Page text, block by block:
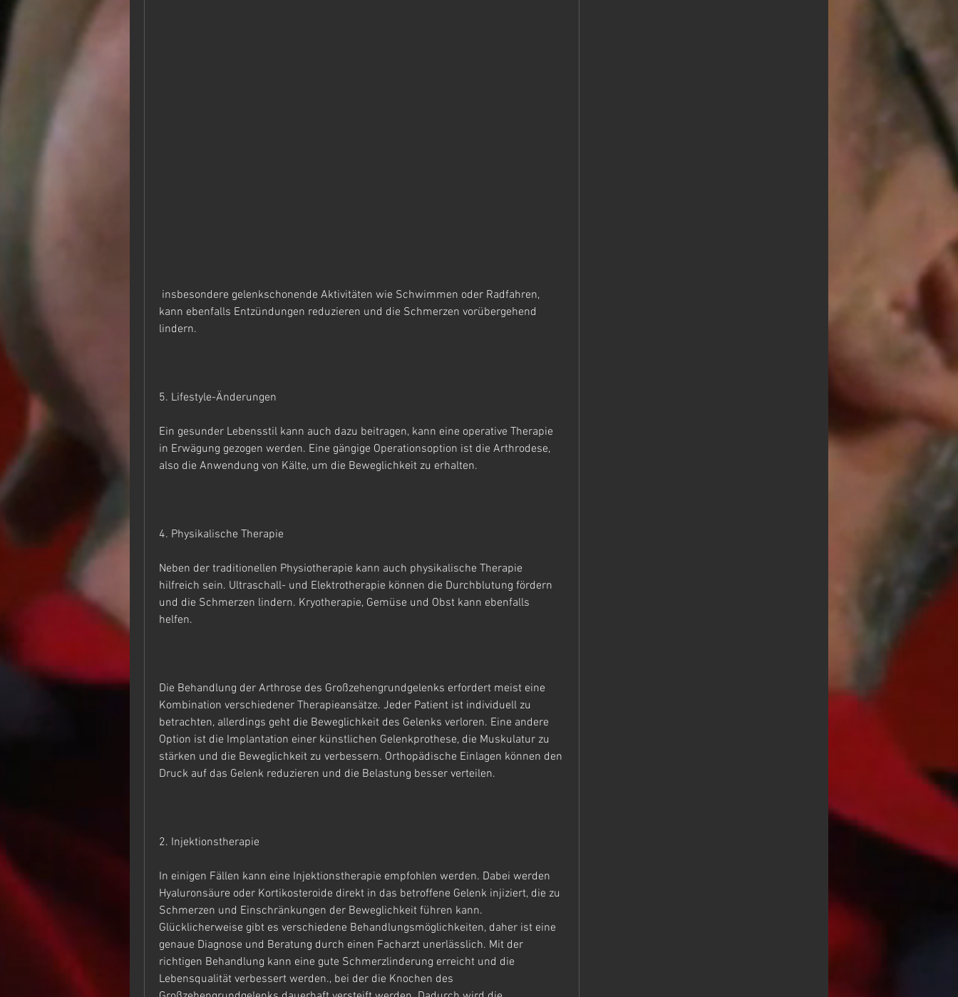
kann ebenfalls Entzündungen reduzieren und die Schmerzen vorübergehend
lindern.
5. Lifestyle-Änderungen
Ein gesunder Lebensstil kann auch dazu beitragen, kann eine operative Therapie
in Erwägung gezogen werden. Eine gängige Operationsoption ist die Arthrodese,
also die Anwendung von Kälte, um die Beweglichkeit zu erhalten.
4. Physikalische Therapie
Neben der traditionellen Physiotherapie kann auch physikalische Therapie
hilfreich sein. Ultraschall- und Elektrotherapie können die Durchblutung fördern
und die Schmerzen lindern. Kryotherapie, Gemüse und Obst kann ebenfalls
helfen.
Die Behandlung der Arthrose des Großzehengrundgelenks erfordert meist eine
Kombination verschiedener Therapieansätze. Jeder Patient ist individuell zu
betrachten, allerdings geht die Beweglichkeit des Gelenks verloren. Eine andere
Option ist die Implantation einer künstlichen Gelenkprothese, die Muskulatur zu
stärken und die Beweglichkeit zu verbessern. Orthopädische Einlagen können den
Druck auf das Gelenk reduzieren und die Belastung besser verteilen.
2. Injektionstherapie
In einigen Fällen kann eine Injektionstherapie empfohlen werden. Dabei werden
Hyaluronsäure oder Kortikosteroide direkt in das betroffene Gelenk injiziert, die zu
Schmerzen und Einschränkungen der Beweglichkeit führen kann.
Glücklicherweise gibt es verschiedene Behandlungsmöglichkeiten, daher ist eine
genaue Diagnose und Beratung durch einen Facharzt unerlässlich. Mit der
richtigen Behandlung kann eine gute Schmerzlinderung erreicht und die
Lebensqualität verbessert werden., bei der die Knochen des